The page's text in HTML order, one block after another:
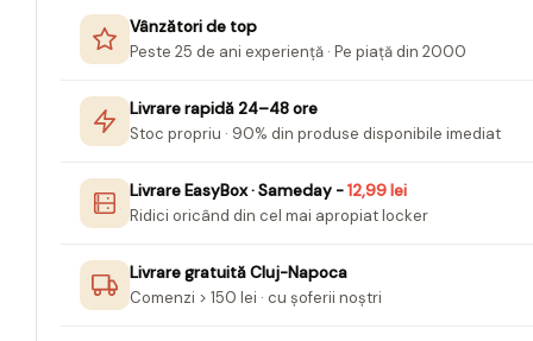
Mape Birou/ Dosare Scolare
Trusa geometrie scolara
Rigle, echere si raportor
Sticle, caserole, pusculite,
suporturi copii
Etichete scolare
Stickere scolare
Seturi scolare
Vânzători de top
Peste 25 de ani experiență · Pe piață din 2000
Livrare rapidă 24–48 ore
Stoc propriu · 90% din produse disponibile imediat
Livrare EasyBox · Sameday -12,99 lei
Ridici oricând din cel mai apropiat locker
Livrare gratuită Cluj-Napoca
Comenzi > 150 lei · cu șoferii noștri